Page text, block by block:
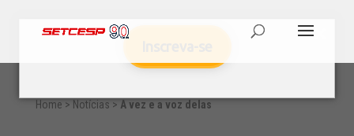
Home > Notícias > A vez e a voz delas